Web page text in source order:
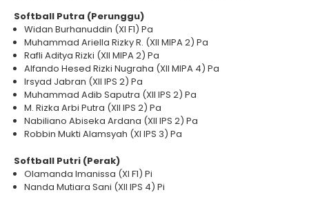
Softball Putra (Perunggu)
Widan Burhanuddin (XI F1) Pa
Muhammad Ariella Rizky R. (XII MIPA 2) Pa
Rafli Aditya Rizki (XII MIPA 2) Pa
Alfando Hesed Rizki Nugraha (XII MIPA 4) Pa
Irsyad Jabran (XII IPS 2) Pa
Muhammad Adib Saputra (XII IPS 2) Pa
M. Rizka Arbi Putra (XII IPS 2) Pa
Nabiliano Abiseka Ardana (XII IPS 2) Pa
Robbin Mukti Alamsyah (XI IPS 3) Pa
Softball Putri (Perak)
Olamanda Imanissa (XI F1) Pi
Nanda Mutiara Sani (XII IPS 4) Pi